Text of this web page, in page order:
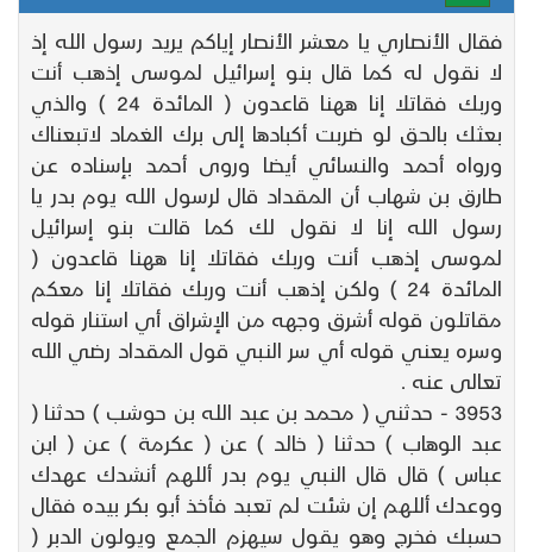
فقال الأنصاري يا معشر الأنصار إياكم يريد رسول الله إذ
لا نقول له كما قال بنو إسرائيل لموسى إذهب أنت
وربك فقاتلا إنا ههنا قاعدون ( المائدة 24 ) والذي
بعثك بالحق لو ضربت أكبادها إلى برك الغماد لاتبعناك
ورواه أحمد والنسائي أيضا وروى أحمد بإسناده عن
طارق بن شهاب أن المقداد قال لرسول الله يوم بدر يا
رسول الله إنا لا نقول لك كما قالت بنو إسرائيل
لموسى إذهب أنت وربك فقاتلا إنا ههنا قاعدون (
المائدة 24 ) ولكن إذهب أنت وربك فقاتلا إنا معكم
مقاتلون قوله أشرق وجهه من الإشراق أي استنار قوله
وسره يعني قوله أي سر النبي قول المقداد رضي الله
تعالى عنه .
3953 - حدثني ( محمد بن عبد الله بن حوشب ) حدثنا (
عبد الوهاب ) حدثنا ( خالد ) عن ( عكرمة ) عن ( ابن
عباس ) قال قال النبي يوم بدر أللهم أنشدك عهدك
ووعدك أللهم إن شئت لم تعبد فأخذ أبو بكر بيده فقال
حسبك فخرج وهو يقول سيهزم الجمع ويولون الدبر (